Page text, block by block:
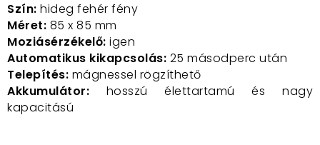
Szín: hideg fehér fény
Méret: 85 x 85 mm
Moziásérzékelő: igen
Automatikus kikapcsolás: 25 másodperc után
Telepítés: mágnessel rögzíthető
Akkumulátor: hosszú élettartamú és nagy
kapacitású